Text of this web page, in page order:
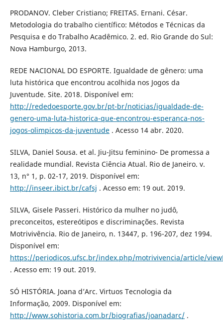
PRODANOV. Cleber Cristiano; FREITAS. Ernani. César.
Metodologia do trabalho científico: Métodos e Técnicas da
Pesquisa e do Trabalho Acadêmico. 2. ed. Rio Grande do Sul:
Nova Hamburgo, 2013.
REDE NACIONAL DO ESPORTE. Igualdade de gênero: uma
luta histórica que encontrou acolhida nos Jogos da
Juventude. Site. 2018. Disponível em:
http://rededoesporte.gov.br/pt-br/noticias/igualdade-de-
genero-uma-luta-historica-que-encontrou-esperanca-nos-
jogos-olimpicos-da-juventude. Acesso 14 abr. 2020.
SILVA, Daniel Sousa. et al. Jiu-Jitsu feminino- De promessa a
realidade mundial. Revista Ciência Atual. Rio de Janeiro. v.
13, n° 1, p. 02-17, 2019. Disponível em:
http://inseer.ibict.br/cafsj . Acesso em: 19 out. 2019.
SILVA, Gisele Passeri. Histórico da mulher no judô,
preconceitos, estereótipos e discriminações. Revista
Motrivivência. Rio de Janeiro, n. 13447, p. 196-207, dez 1994.
Disponível em:
https://periodicos.ufsc.br/index.php/motrivivencia/article/
. Acesso em: 19 out. 2019.
SÓ HISTÓRIA. Joana d’Arc. Virtuos Tecnologia da
Informação, 2009. Disponível em:
http://www.sohistoria.com.br/biografias/joanadarc/.